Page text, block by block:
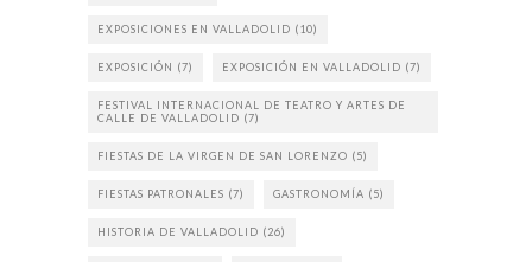
EXPOSICIONES EN VALLADOLID (10)
EXPOSICIÓN (7) EXPOSICIÓN EN VALLADOLID (7)
FESTIVAL INTERNACIONAL DE TEATRO Y ARTES DE
CALLE DE VALLADOLID (7)
FIESTAS DE LA VIRGEN DE SAN LORENZO (5)
FIESTAS PATRONALES (7) GASTRONOMÍA (5)
HISTORIA DE VALLADOLID (26)